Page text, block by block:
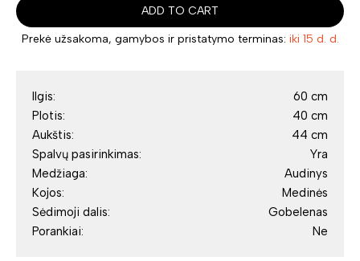
ADD TO CART
Prekė užsakoma, gamybos ir pristatymo terminas: iki 15 d. d.
Ilgis:
60 cm
Plotis:
40 cm
Aukštis:
44 cm
Spalvų pasirinkimas:
Yra
Medžiaga:
Audinys
Kojos:
Medinės
Sėdimoji dalis:
Gobelenas
Porankiai:
Ne